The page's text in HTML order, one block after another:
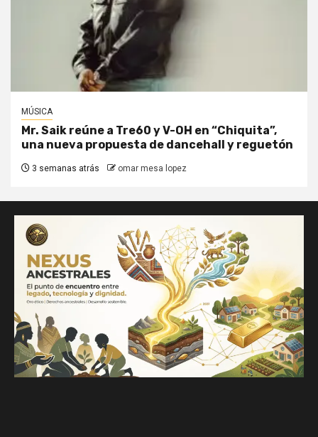
MÚSICA
Mr. Saik reúne a Tre60 y V-OH en “Chiquita”,
una nueva propuesta de dancehall y reguetón
3 semanas atrás omar mesa lopez